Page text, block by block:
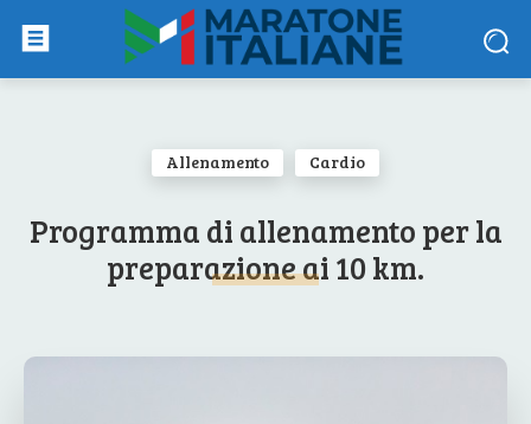
Allenamento Cardio
Programma di allenamento per la
preparazione ai 10 km.